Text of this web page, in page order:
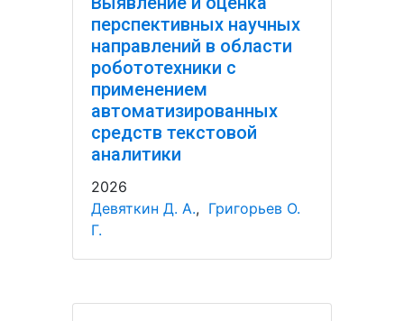
перспективных научных
направлений в области
робототехники с
применением
автоматизированных
средств текстовой
аналитики
2026
Девяткин Д. А., Григорьев О.
Г.